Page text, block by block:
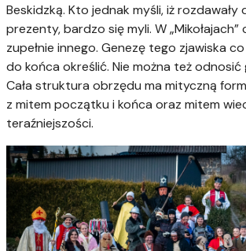
Beskidzką. Kto jednak myśli, iż rozdawały
prezenty, bardzo się myli. W „Mikołajach”
zupełnie innego. Genezę tego zjawiska
do końca określić. Nie można też
Cała struktura obrzędu ma mityczną
z mitem początku i końca oraz mitem
teraźniejszości.